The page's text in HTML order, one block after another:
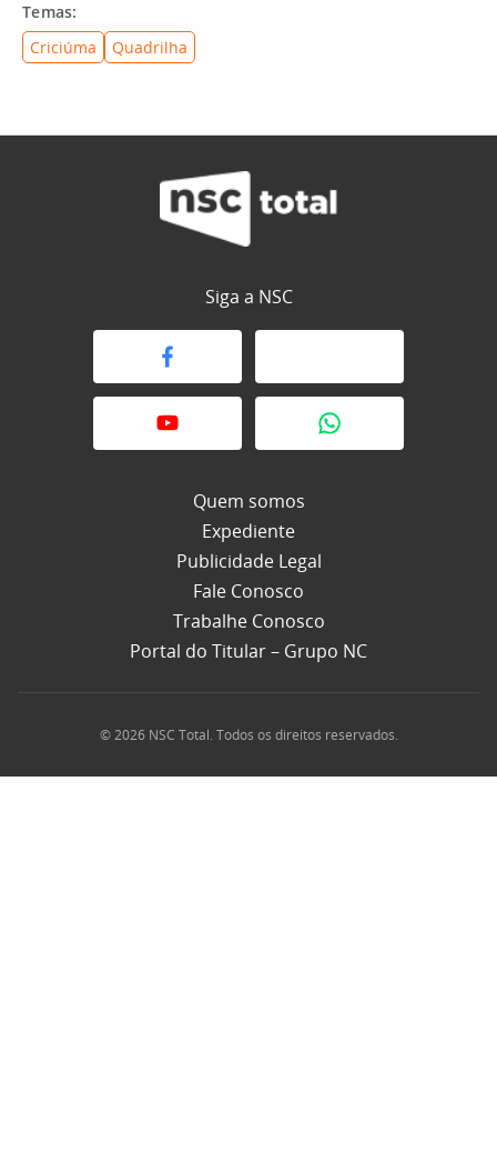
Temas:
Criciúma
Quadrilha
Siga a NSC
Quem somos
Expediente
Publicidade Legal
Fale Conosco
Trabalhe Conosco
Portal do Titular – Grupo NC
© 2026 NSC Total. Todos os direitos reservados.